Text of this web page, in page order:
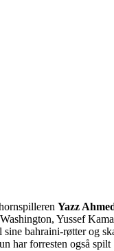
Yazz
Yussef
bahraini-røtter og
har forresten også spilt